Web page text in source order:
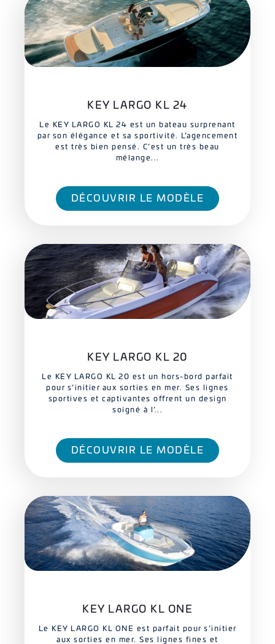
KEY LARGO KL 24
Le KEY LARGO KL 24 est un bateau surprenant
par son élégance et sa sportivité. L’agencement
est très bien pensé. C’est un très beau
mélange...
DÉCOUVRIR LE MODÈLE
KEY LARGO KL 20
Le KEY LARGO KL 20 est un hors-bord parfait
pour s’initier aux sorties en mer. Ses lignes
sportives et captivantes offrent un design
soigné à l’...
DÉCOUVRIR LE MODÈLE
KEY LARGO KL ONE
Le KEY LARGO KL ONE est parfait pour s’initier
aux sorties en mer. Ses lignes fines et